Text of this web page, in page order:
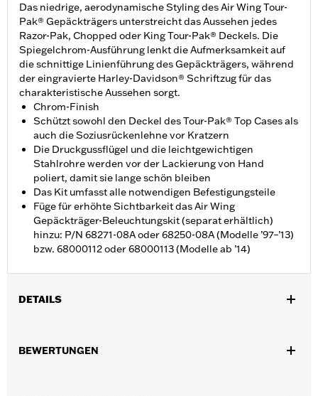
Das niedrige, aerodynamische Styling des Air Wing Tour-
Pak® Gepäckträgers unterstreicht das Aussehen jedes
Razor-Pak, Chopped oder King Tour-Pak® Deckels. Die
Spiegelchrom-Ausführung lenkt die Aufmerksamkeit auf
die schnittige Linienführung des Gepäckträgers, während
der eingravierte Harley-Davidson® Schriftzug für das
charakteristische Aussehen sorgt.
Chrom-Finish
Schützt sowohl den Deckel des Tour-Pak® Top Cases als
auch die Soziusrückenlehne vor Kratzern
Die Druckgussflügel und die leichtgewichtigen
Stahlrohre werden vor der Lackierung von Hand
poliert, damit sie lange schön bleiben
Das Kit umfasst alle notwendigen Befestigungsteile
Füge für erhöhte Sichtbarkeit das Air Wing
Gepäckträger-Beleuchtungskit (separat erhältlich)
hinzu: P/N 68271-08A oder 68250-08A (Modelle ’97–’13)
bzw. 68000112 oder 68000113 (Modelle ab ’14)
DETAILS
Pak Tour-Pak® Top Case Deckel sowie FLHLT, FLHLTSE,
BEWERTUNGEN